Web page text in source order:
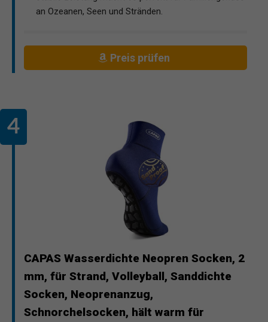
an Ozeanen, Seen und Stränden.
Preis prüfen
CAPAS Wasserdichte Neopren Socken, 2
mm, für Strand, Volleyball, Sanddichte
Socken, Neoprenanzug,
Schnorchelsocken, hält warm für